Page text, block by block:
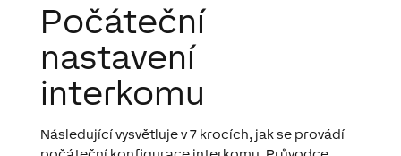
Počáteční
nastavení
interkomu
Následující vysvětluje v 7 krocích, jak se provádí